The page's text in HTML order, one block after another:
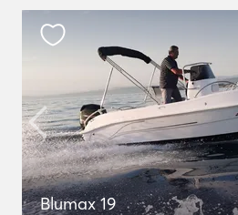
Blumax 19